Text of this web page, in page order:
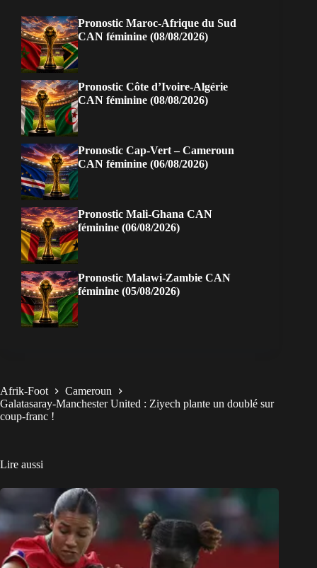
Pronostic Maroc-Afrique du Sud
CAN féminine (08/08/2026)
Pronostic Côte d’Ivoire-Algérie
CAN féminine (08/08/2026)
Pronostic Cap-Vert – Cameroun
CAN féminine (06/08/2026)
Pronostic Mali-Ghana CAN
féminine (06/08/2026)
Pronostic Malawi-Zambie CAN
féminine (05/08/2026)
Afrik-Foot
Cameroun
Galatasaray-Manchester United : Ziyech plante un doublé sur
coup-franc !
Lire aussi